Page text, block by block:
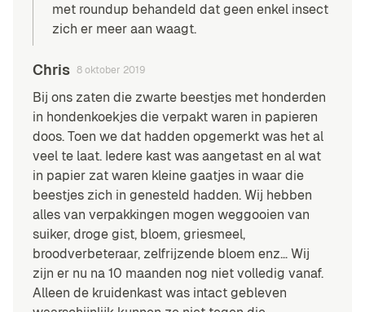
met roundup behandeld dat geen enkel insect
zich er meer aan waagt.
Chris 8 oktober 2019
Bij ons zaten die zwarte beestjes met honderden
in hondenkoekjes die verpakt waren in papieren
doos. Toen we dat hadden opgemerkt was het al
veel te laat. Iedere kast was aangetast en al wat
in papier zat waren kleine gaatjes in waar die
beestjes zich in genesteld hadden. Wij hebben
alles van verpakkingen mogen weggooien van
suiker, droge gist, bloem, griesmeel,
broodverbeteraar, zelfrijzende bloem enz… Wij
zijn er nu na 10 maanden nog niet volledig vanaf.
Alleen de kruidenkast was intact gebleven